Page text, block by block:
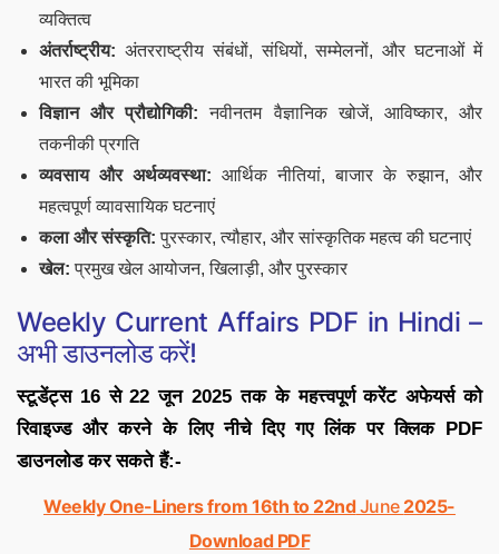
व्यक्तित्व
अंतर्राष्ट्रीय: अंतरराष्ट्रीय संबंधों, संधियों, सम्मेलनों, और घटनाओं में
भारत की भूमिका
विज्ञान और प्रौद्योगिकी: नवीनतम वैज्ञानिक खोजें, आविष्कार, और
तकनीकी प्रगति
व्यवसाय और अर्थव्यवस्था: आर्थिक नीतियां, बाजार के रुझान, और
महत्वपूर्ण व्यावसायिक घटनाएं
कला और संस्कृति: पुरस्कार, त्यौहार, और सांस्कृतिक महत्व की घटनाएं
खेल: प्रमुख खेल आयोजन, खिलाड़ी, और पुरस्कार
Weekly Current Affairs PDF in Hindi –
अभी डाउनलोड करें!
स्टूडेंट्स 16 से 22 जून 2025 तक के महत्त्वपूर्ण करेंट अफेयर्स को
रिवाइज्ड और करने के लिए नीचे दिए गए लिंक पर क्लिक PDF
डाउनलोड कर सकते हैं:-
Weekly One-Liners from 16th to 22ndJune 2025-
Download PDF